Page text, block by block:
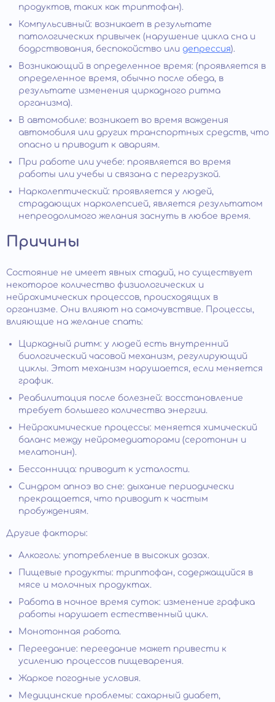
продуктов, таких как триптофан).
Компульсивный: возникает в результате
патологических привычек (нарушение цикла сна и
бодрствования, беспокойство или депрессия).
Возникающий в определенное время: (проявляется в
определенное время, обычно после обеда, в
результате изменения циркадного ритма
организма).
В автомобиле: возникает во время вождения
автомобиля или других транспортных средств, что
опасно и приводит к авариям.
При работе или учебе: проявляется во время
работы или учебы и связана с перегрузкой.
Нарколептический: проявляется у людей,
страдающих нарколепсией, является результатом
непреодолимого желания заснуть в любое время.
Причины
Состояние не имеет явных стадий, но существует
некоторое количество физиологических и
нейрохимических процессов, происходящих в
организме. Они влияют на самочувствие. Процессы,
влияющие на желание спать:
Циркадный ритм: у людей есть внутренний
биологический часовой механизм, регулирующий
циклы. Этот механизм нарушается, если меняется
график.
Реабилитация после болезней: восстановление
требует большего количества энергии.
Нейрохимические процессы: меняется химический
баланс между нейромедиаторами (серотонин и
мелатонин).
Бессонница: приводит к усталости.
Синдром апноэ во сне: дыхание периодически
прекращается, что приводит к частым
пробуждениям.
Другие факторы:
Алкоголь: употребление в высоких дозах.
Пищевые продукты: триптофан, содержащийся в
мясе и молочных продуктах.
Работа в ночное время суток: изменение графика
работы нарушает естественный цикл.
Монотонная работа.
Переедание: переедание может привести к
усилению процессов пищеварения.
Жаркое погодные условия.
Медицинские проблемы: сахарный диабет,